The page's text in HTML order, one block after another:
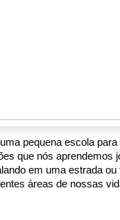
pequena escola
que nós aprendemos
em uma estrada
áreas de nossas